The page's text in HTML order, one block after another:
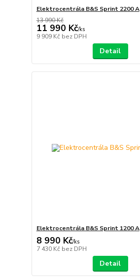
Elektrocentrála B&S Sprint 2200 A
13 990 Kč
11 990 Kč/ks
9 909 Kč bez DPH
Detail
Elektrocentrála B&S Sprint 1200 A
8 990 Kč/ks
7 430 Kč bez DPH
Detail